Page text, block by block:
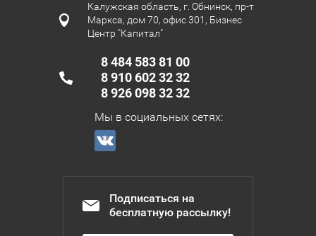
Калужская область, г. Обнинск, пр-т
Маркса, дом 70, офис 301, Бизнес
Центр "Капитал"
8 484 583 81 00
8 910 602 32 32
8 926 098 32 32
Мы в социальных сетях:
Подписаться на
бесплатную рассылку!